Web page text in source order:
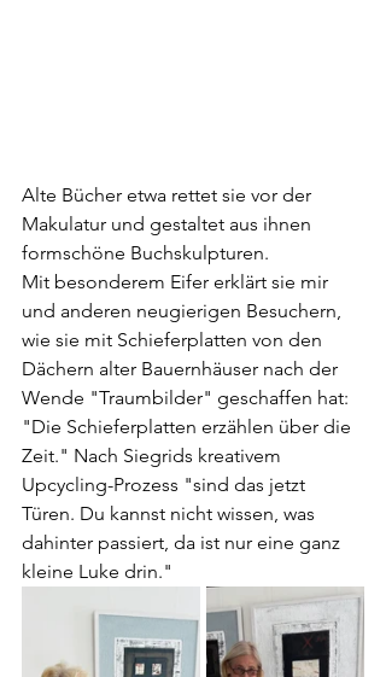
Alte Bücher etwa rettet sie vor der
Makulatur und gestaltet aus ihnen
formschöne Buchskulpturen.
Mit besonderem Eifer erklärt sie mir
und anderen neugierigen Besuchern,
wie sie mit Schieferplatten von den
Dächern alter Bauernhäuser nach der
Wende "Traumbilder" geschaffen hat:
"Die Schieferplatten erzählen über die
Zeit." Nach Siegrids kreativem
Upcycling-Prozess "sind das jetzt
Türen. Du kannst nicht wissen, was
dahinter passiert, da ist nur eine ganz
kleine Luke drin."